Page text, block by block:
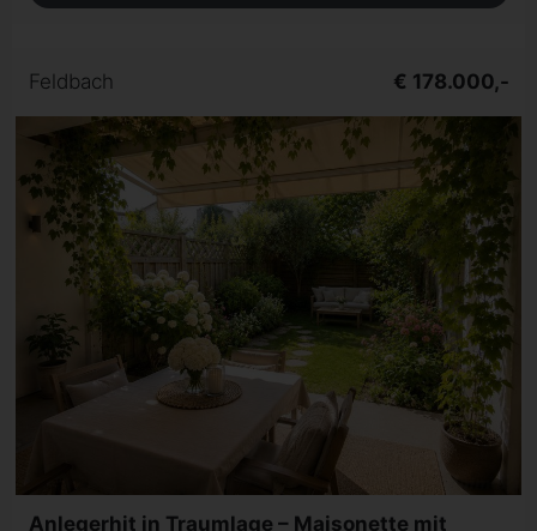
Feldbach € 178.000,-
Anlegerhit in Traumlage – Maisonette mit